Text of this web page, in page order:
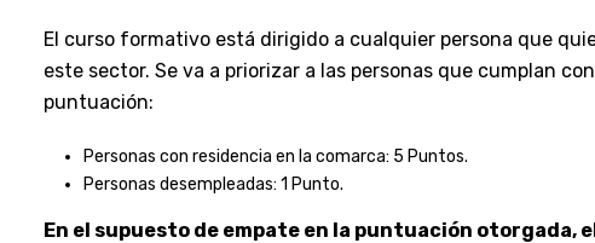
El curso formativo está dirigido a cualquier persona que
este sector. Se va a priorizar a las personas que cumplan
puntuación:
Personas con residencia en la comarca: 5 Puntos.
Personas desempleadas: 1 Punto.
En el supuesto de empate en la puntuación otorgada,